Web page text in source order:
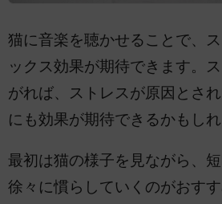
猫に音楽を聴かせることで、
ックス効果が期待できます。
がれば、ストレスが原因とさ
にも効果が期待できるかもしれ
最初は猫の様子を見ながら、短
徐々に慣らしていくのがおす